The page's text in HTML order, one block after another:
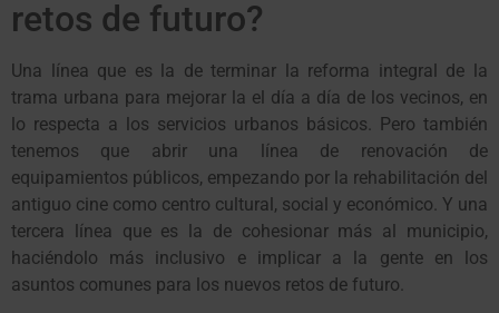
retos de futuro?
Una línea que es la de terminar la reforma integral de la
trama urbana para mejorar la el día a día de los vecinos, en
lo respecta a los servicios urbanos básicos. Pero también
tenemos que abrir una línea de renovación de
equipamientos públicos, empezando por la rehabilitación del
antiguo cine como centro cultural, social y económico. Y una
tercera línea que es la de cohesionar más al municipio,
haciéndolo más inclusivo e implicar a la gente en los
asuntos comunes para los nuevos retos de futuro.